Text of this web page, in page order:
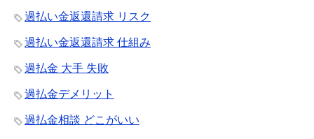
過払い金返還請求 リスク
過払い金返還請求 仕組み
過払金 大手 失敗
過払金デメリット
過払金相談 どこがいい